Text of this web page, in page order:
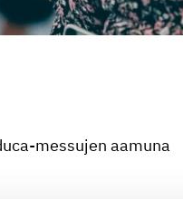
messujen aamuna